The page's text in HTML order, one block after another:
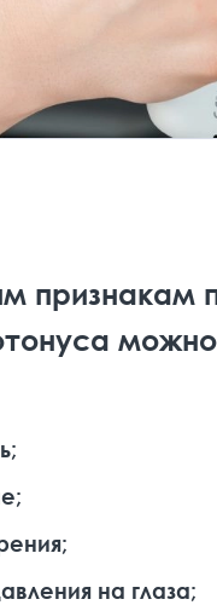
признакам
можно
на глаза;